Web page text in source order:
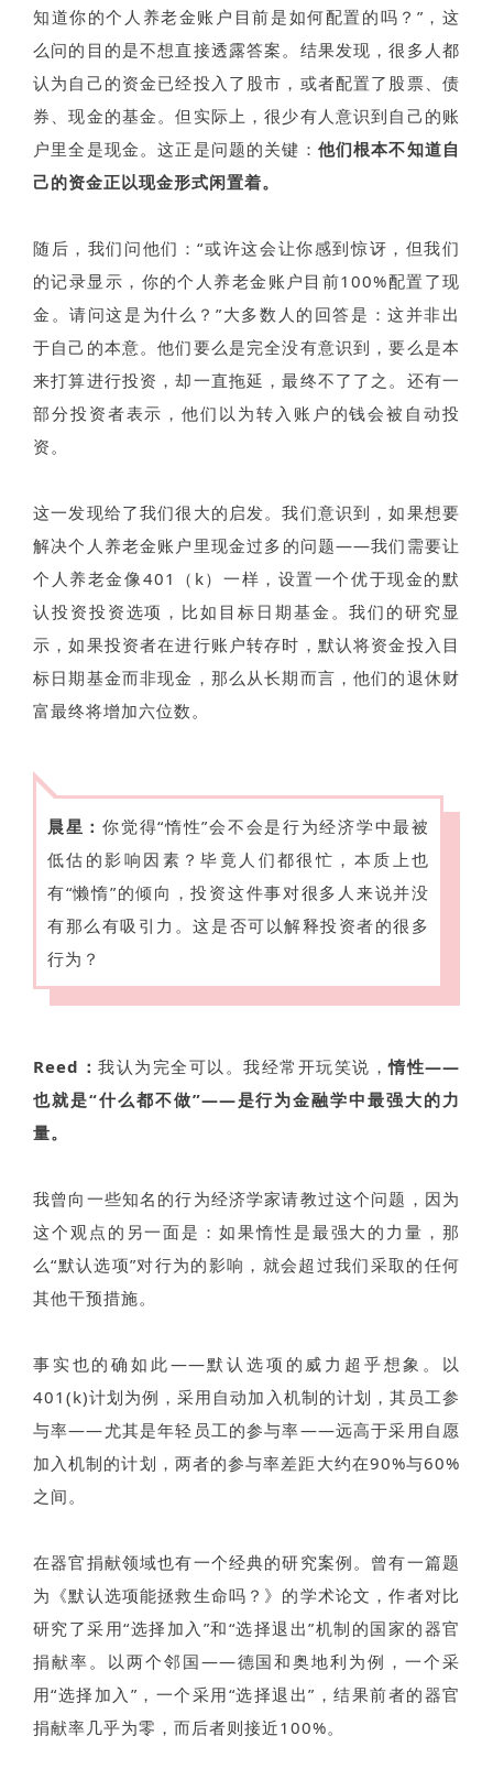
知道你的个人养老金账户目前是如何配置的吗？”，这
么问的目的是不想直接透露答案。结果发现，很多人都
认为自己的资金已经投入了股市，或者配置了股票、债
券、现金的基金。但实际上，很少有人意识到自己的账
户里全是现金。这正是问题的关键： 他们根本不知道自
己的资金正以现金形式闲置着。
随后，我们问他们：“或许这会让你感到惊讶，但我们
的记录显示，你的个人养老金账户目前100%配置了现
金。请问这是为什么？”大多数人的回答是：这并非出
于自己的本意。他们要么是完全没有意识到，要么是本
来打算进行投资，却一直拖延，最终不了了之。还有一
部分投资者表示，他们以为转入账户的钱会被自动投
资。
这一发现给了我们很大的启发。我们意识到，如果想要
解决个人养老金账户里现金过多的问题——我们需要让
个人养老金像401（k）一样，设置一个优于现金的默
认投资投资选项，比如目标日期基金。我们的研究显
示，如果投资者在进行账户转存时，默认将资金投入目
标日期基金而非现金，那么从长期而言，他们的退休财
富最终将增加六位数。
晨星：你觉得“惰性”会不会是行为经济学中最被
低估的影响因素？毕竟人们都很忙，本质上也
有“懒惰”的倾向，投资这件事对很多人来说并没
有那么有吸引力。这是否可以解释投资者的很多
行为？
Reed： 我认为完全可以。我经常开玩笑说，惰性——
也就是“什么都不做”——是行为金融学中最强大的力
量。
我曾向一些知名的行为经济学家请教过这个问题，因为
这个观点的另一面是：如果惰性是最强大的力量，那
么“默认选项”对行为的影响，就会超过我们采取的任何
其他干预措施。
事实也的确如此——默认选项的威力超乎想象。以
401(k)计划为例，采用自动加入机制的计划，其员工参
与率——尤其是年轻员工的参与率——远高于采用自愿
加入机制的计划，两者的参与率差距大约在90%与60%
之间。
在器官捐献领域也有一个经典的研究案例。曾有一篇题
为《默认选项能拯救生命吗？》的学术论文，作者对比
研究了采用“选择加入”和“选择退出”机制的国家的器官
捐献率。以两个邻国——德国和奥地利为例，一个采
用“选择加入”，一个采用“选择退出”，结果前者的器官
捐献率几乎为零，而后者则接近100%。